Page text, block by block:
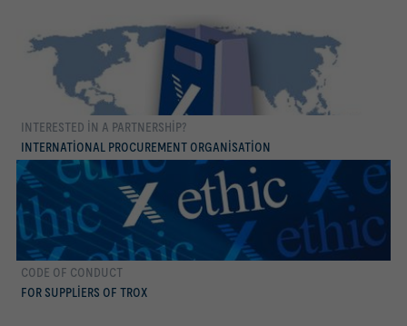
INTERESTED IN A PARTNERSHIP?
INTERNATIONAL PROCUREMENT ORGANISATION
daha fazla
CODE OF CONDUCT
FOR SUPPLIERS OF TROX
daha fazla